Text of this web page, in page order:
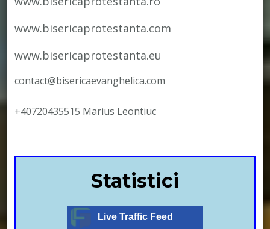
www.bisericaprotestanta.com
www.bisericaprotestanta.eu
contact@bisericaevanghelica.com
+40720435515 Marius Leontiuc
Statistici
Live Traffic Feed